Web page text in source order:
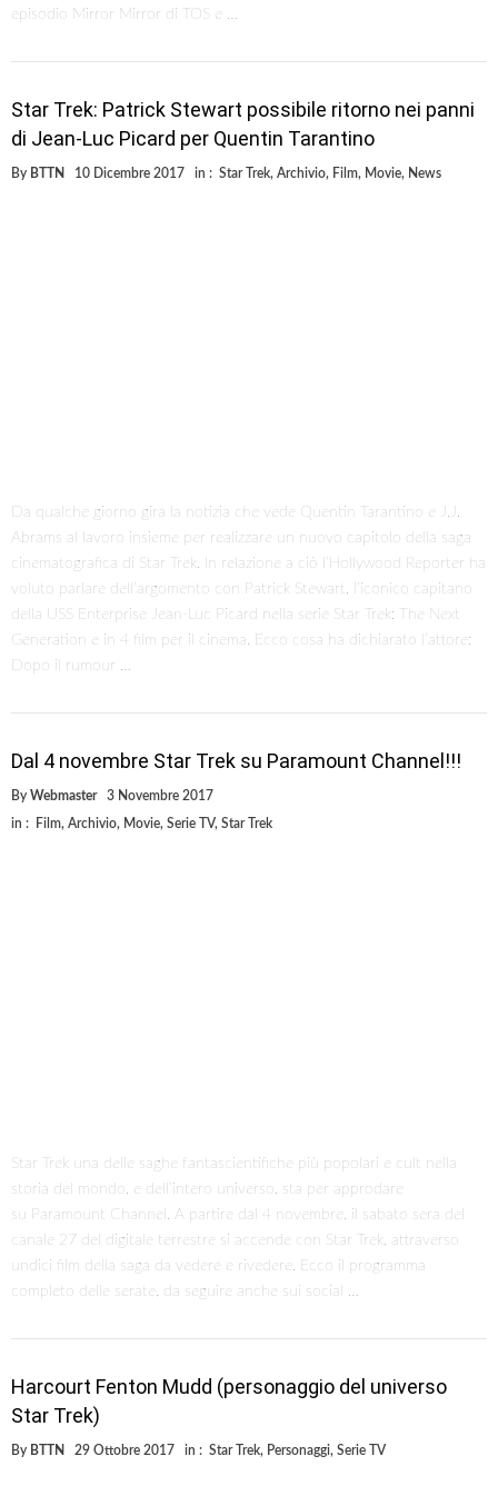
episodio Mirror Mirror di TOS e …
Star Trek: Patrick Stewart possibile ritorno nei panni
di Jean-Luc Picard per Quentin Tarantino
By BTTN 10 Dicembre 2017 in : Star Trek, Archivio, Film, Movie, News
Da qualche giorno gira la notizia che vede Quentin Tarantino e J.J.
Abrams al lavoro insieme per realizzare un nuovo capitolo della saga
cinematografica di Star Trek. In relazione a ciò l’Hollywood Reporter ha
voluto parlare dell’argomento con Patrick Stewart, l’iconico capitano
della USS Enterprise Jean-Luc Picard nella serie Star Trek: The Next
Generation e in 4 film per il cinema. Ecco cosa ha dichiarato l’attore:
Dopo il rumour …
Dal 4 novembre Star Trek su Paramount Channel!!!
By Webmaster 3 Novembre 2017
in : Film, Archivio, Movie, Serie TV, Star Trek
Star Trek una delle saghe fantascientifiche più popolari e cult nella
storia del mondo, e dell’intero universo, sta per approdare
su Paramount Channel. A partire dal 4 novembre, il sabato sera del
canale 27 del digitale terrestre si accende con Star Trek, attraverso
undici film della saga da vedere e rivedere. Ecco il programma
completo delle serate, da seguire anche sui social …
Harcourt Fenton Mudd (personaggio del universo
Star Trek)
By BTTN 29 Ottobre 2017 in : Star Trek, Personaggi, Serie TV